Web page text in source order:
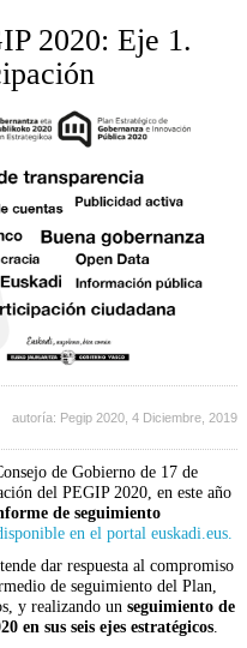
2020: Eje 1.
autoría: Pegip 2020, 4 Diciembre, 2019
de Gobierno de 17 de
del PEGIP 2020, en este año
de seguimiento
en el portal euskadi.eus.
dar respuesta al compromiso
de seguimiento del Plan,
y realizando un seguimiento de
en sus seis ejes estratégicos.